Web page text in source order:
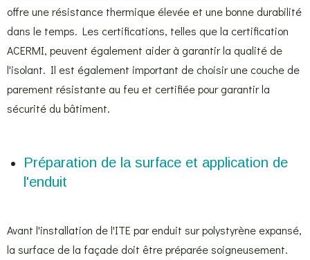
offre une résistance thermique élevée et une bonne durabilité
dans le temps. Les certifications, telles que la certification
ACERMI, peuvent également aider à garantir la qualité de
l'isolant. Il est également important de choisir une couche de
parement résistante au feu et certifiée pour garantir la
sécurité du bâtiment.
Préparation de la surface et application de
l'enduit
Avant l'installation de l'ITE par enduit sur polystyrène expansé,
la surface de la façade doit être préparée soigneusement.